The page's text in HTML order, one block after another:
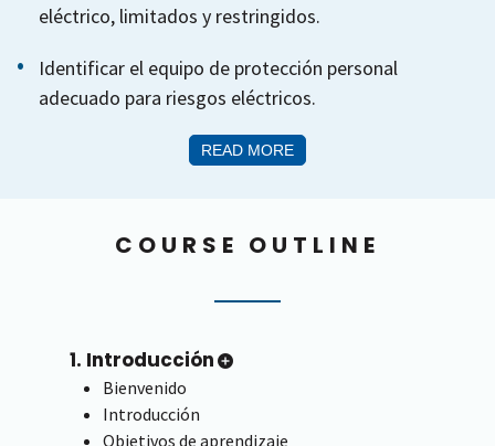
eléctrico, limitados y restringidos.
Identificar el equipo de protección personal
adecuado para riesgos eléctricos.
READ MORE
COURSE OUTLINE
1. Introducción
Bienvenido
Introducción
Objetivos de aprendizaje